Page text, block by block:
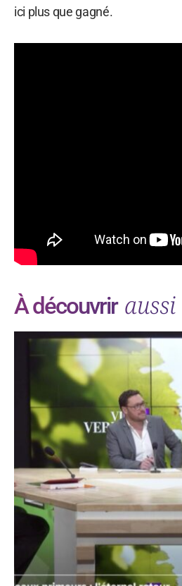
ici plus que gagné.
À découvrir aussi